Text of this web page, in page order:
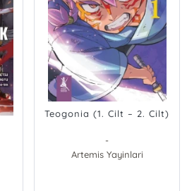
Teogonia (1. Cilt – 2. Cilt)
-
Artemis Yayinlari